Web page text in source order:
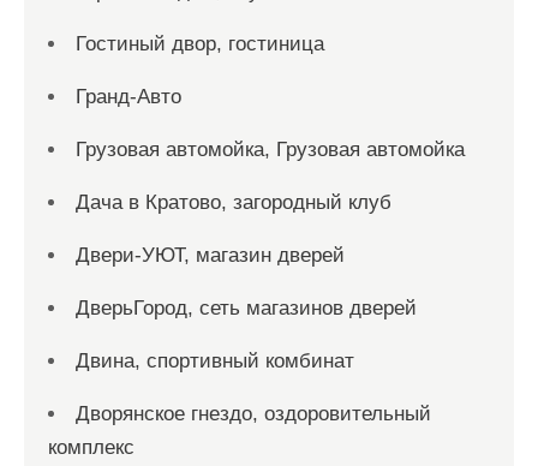
Гостиный двор, гостиница
Гранд-Авто
Грузовая автомойка, Грузовая автомойка
Дача в Кратово, загородный клуб
Двери-УЮТ, магазин дверей
ДверьГород, сеть магазинов дверей
Двина, спортивный комбинат
Дворянское гнездо, оздоровительный
комплекс